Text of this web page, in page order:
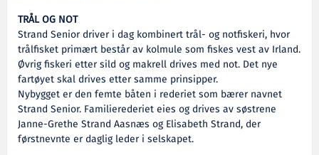
TRÅL OG NOT
Strand Senior driver i dag kombinert trål- og notfiskeri, hvor
trålfisket primært består av kolmule som fiskes vest av Irland.
Øvrig fiskeri etter sild og makrell drives med not. Det nye
fartøyet skal drives etter samme prinsipper.
Nybygget er den femte båten i rederiet som bærer navnet
Strand Senior. Familierederiet eies og drives av søstrene
Janne-Grethe Strand Aasnæs og Elisabeth Strand, der
førstnevnte er daglig leder i selskapet.